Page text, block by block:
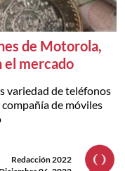
de Motorola,
el mercado
variedad de teléfonos
compañía de móviles
Redacción 2022